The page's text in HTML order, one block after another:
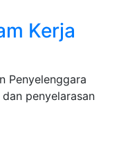
Kerja
Penyelenggara
penyelarasan